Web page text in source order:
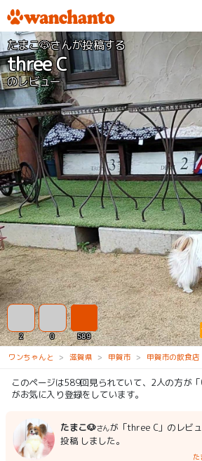
たまこ🐶さんが投稿する
three C
のレビュー
2 0 589
ワンちゃんと 滋賀県 甲賀市 甲賀市の飲食店
このページは589回見られていて、2人の方が
がお気に入り登録をしています。
たまこ🐶さんが「three C」のレビ
投稿 しました。
た